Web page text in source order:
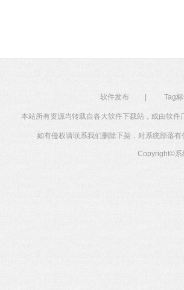
软件发布 Tag
本站所有资源均转载自各大软件下载站，或由软
如有侵权请联系我们删除下架，对系统部落
Copyright©系